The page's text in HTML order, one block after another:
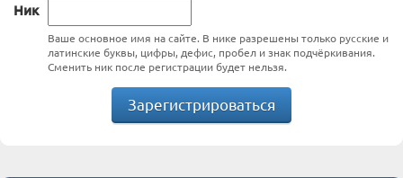
Ник
Ваше основное имя на сайте. В нике разрешены только русские и
латинские буквы, цифры, дефис, пробел и знак подчёркивания.
Сменить ник после регистрации будет нельзя.
Зарегистрироваться